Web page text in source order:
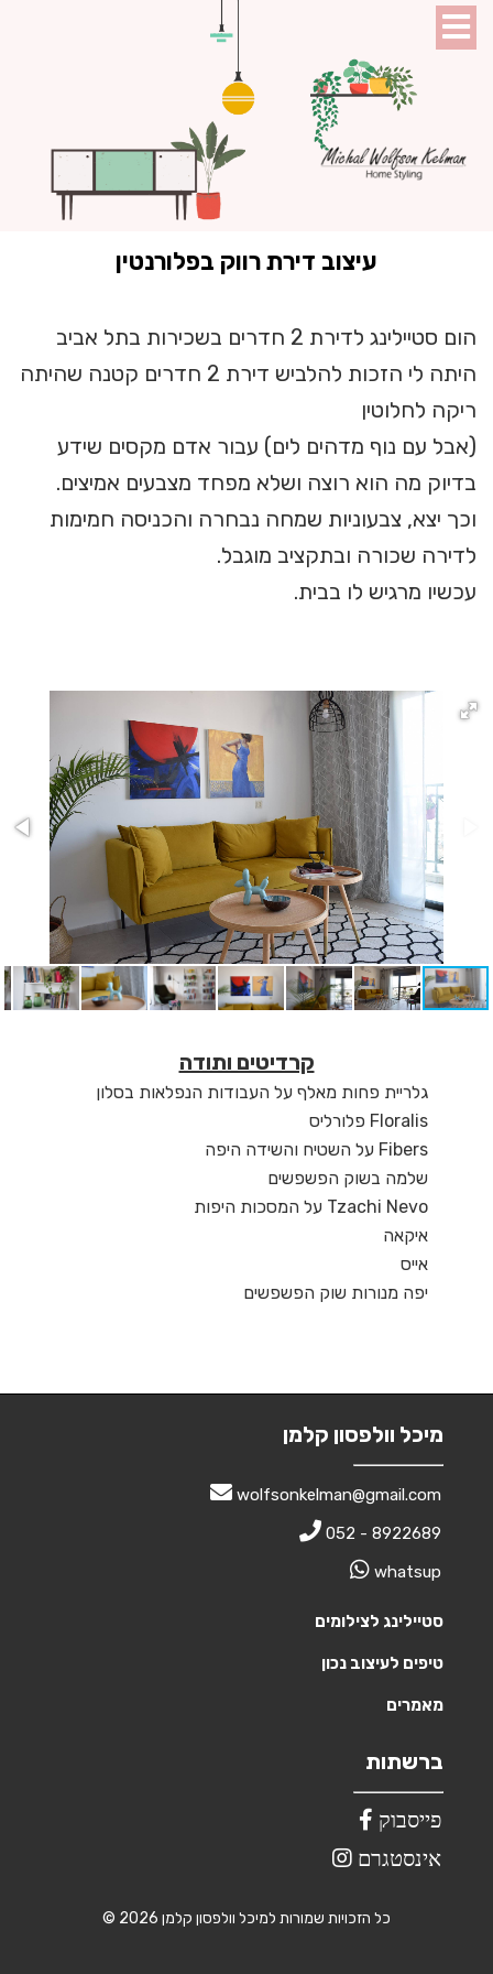
עיצוב דירת רווק בפלורנטין
הום סטיילינג לדירת 2 חדרים בשכירות בתל אביב
היתה לי הזכות להלביש דירת 2 חדרים קטנה שהיתה
ריקה לחלוטין
(אבל עם נוף מדהים לים) עבור אדם מקסים שידע
בדיוק מה הוא רוצה ושלא מפחד מצבעים אמיצים.
וכך יצא, צבעוניות שמחה נבחרה והכניסה חמימות
לדירה שכורה ובתקציב מוגבל.
עכשיו מרגיש לו בבית.
קרדיטים ותודה
גלריית פחות מאלף על העבודות הנפלאות בסלון
Floralis פלורליס
Fibers על השטיח והשידה היפה
שלמה בשוק הפשפשים
Tzachi Nevo על המסכות היפות
איקאה
אייס
יפה מנורות שוק הפשפשים
מיכל וולפסון קלמן
wolfsonkelman@gmail.com
052 - 8922689
whatsup
סטיילינג לצילומים
טיפים לעיצוב נכון
מאמרים
ברשתות
פייסבוק
אינסטגרם
© 2026 כל הזכויות שמורות למיכל וולפסון קלמן